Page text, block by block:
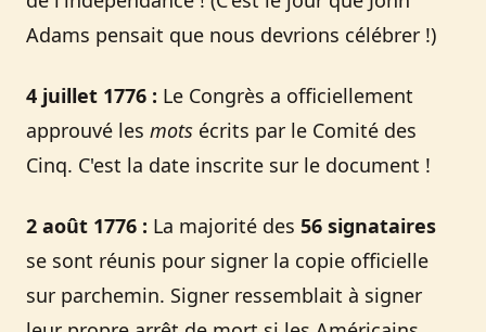
Adams pensait que nous devrions célébrer !)
4 juillet 1776 : Le Congrès a officiellement
approuvé les mots écrits par le Comité des
Cinq. C'est la date inscrite sur le document !
2 août 1776 : La majorité des 56 signataires
se sont réunis pour signer la copie officielle
sur parchemin. Signer ressemblait à signer